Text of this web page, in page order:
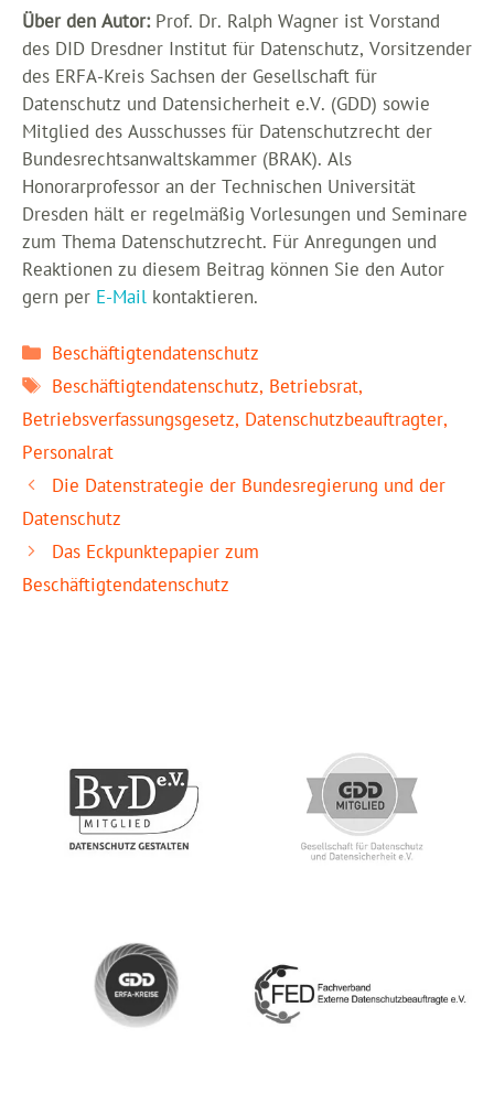
Über den Autor:Prof. Dr. Ralph Wagner ist Vorstand
des DID Dresdner Institut für Datenschutz, Vorsitzender
des ERFA-Kreis Sachsen der Gesellschaft für
Datenschutz und Datensicherheit e.V. (GDD) sowie
Mitglied des Ausschusses für Datenschutzrecht der
Bundesrechtsanwaltskammer (BRAK). Als
Honorarprofessor an der Technischen Universität
Dresden hält er regelmäßig Vorlesungen und Seminare
zum Thema Datenschutzrecht. Für Anregungen und
Reaktionen zu diesem Beitrag können Sie den Autor
gern per E-Mail kontaktieren.
Kategorien
Beschäftigtendatenschutz
Schlagwörter
Beschäftigtendatenschutz, Betriebsrat,
Betriebsverfassungsgesetz, Datenschutzbeauftragter,
Personalrat
Die Datenstrategie der Bundesregierung und der
Datenschutz
Das Eckpunktepapier zum
Beschäftigtendatenschutz